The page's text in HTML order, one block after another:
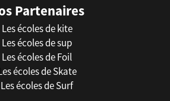
Partenaires
Les écoles de kite
Les écoles de sup
Les écoles de Foil
écoles de Skate
Les écoles de Surf